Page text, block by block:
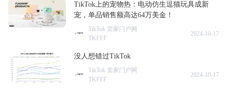
TikTok上的宠物热：电动仿生逗猫玩具成新
宠，单品销售额高达64万美金！
TikTok 卖家门户网
TKFFF
2024-10-17
没人想错过TikTok
TikTok 卖家门户网
TKFFF
2024-10-17